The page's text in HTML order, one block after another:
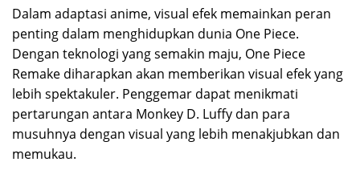
Dalam adaptasi anime, visual efek memainkan peran
penting dalam menghidupkan dunia One Piece.
Dengan teknologi yang semakin maju, One Piece
Remake diharapkan akan memberikan visual efek yang
lebih spektakuler. Penggemar dapat menikmati
pertarungan antara Monkey D. Luffy dan para
musuhnya dengan visual yang lebih menakjubkan dan
memukau.